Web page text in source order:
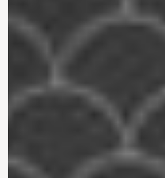
Sådan vælger du din stil
Den rigtige belysning
Badeværelseselementer